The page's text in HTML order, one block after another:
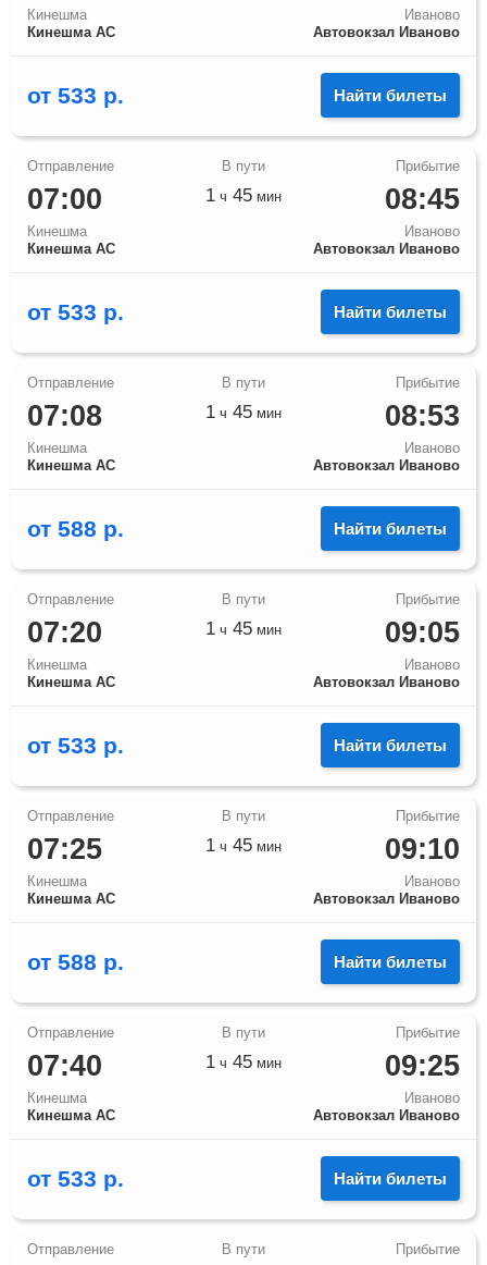
Кинешма
Кинешма АС
Иваново
Автовокзал Иваново
от 533 р. Найти билеты
07:00
Кинешма
Кинешма АС
08:45
Иваново
Автовокзал Иваново
1 ч 45 мин
от 533 р. Найти билеты
07:08
Кинешма
Кинешма АС
08:53
Иваново
Автовокзал Иваново
1 ч 45 мин
от 588 р. Найти билеты
07:20
Кинешма
Кинешма АС
09:05
Иваново
Автовокзал Иваново
1 ч 45 мин
от 533 р. Найти билеты
07:25
Кинешма
Кинешма АС
09:10
Иваново
Автовокзал Иваново
1 ч 45 мин
от 588 р. Найти билеты
07:40
Кинешма
Кинешма АС
09:25
Иваново
Автовокзал Иваново
1 ч 45 мин
от 533 р. Найти билеты